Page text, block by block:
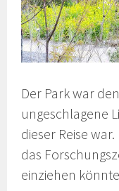
Der Park war
ungeschlagene
dieser Reise
das
einziehen